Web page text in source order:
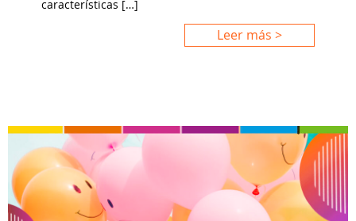
características […]
Leer más >